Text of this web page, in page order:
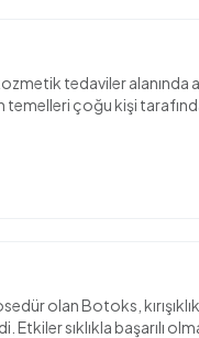
tedaviler alanında
çoğu kişi
olan Botoks,
sıklıkla başarılı